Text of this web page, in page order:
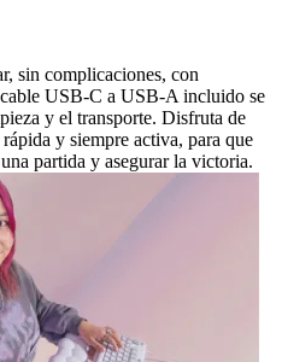
sin complicaciones, con
USB-C a USB-A incluido se
y el transporte. Disfruta de
y siempre activa, para que
partida y asegurar la victoria.